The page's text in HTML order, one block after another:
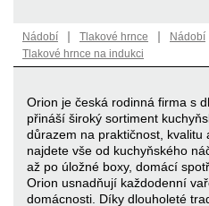
Nádobí | Tlakové hrnce | Nádobí
Tlakové hrnce na indukci
Orion je česká rodinná firma s
přináší široký sortiment
důrazem na praktičnost,
najdete vše od kuchyňského
až po úložné boxy, domácí
Orion usnadňují každodenní
domácnosti. Díky dlouholeté